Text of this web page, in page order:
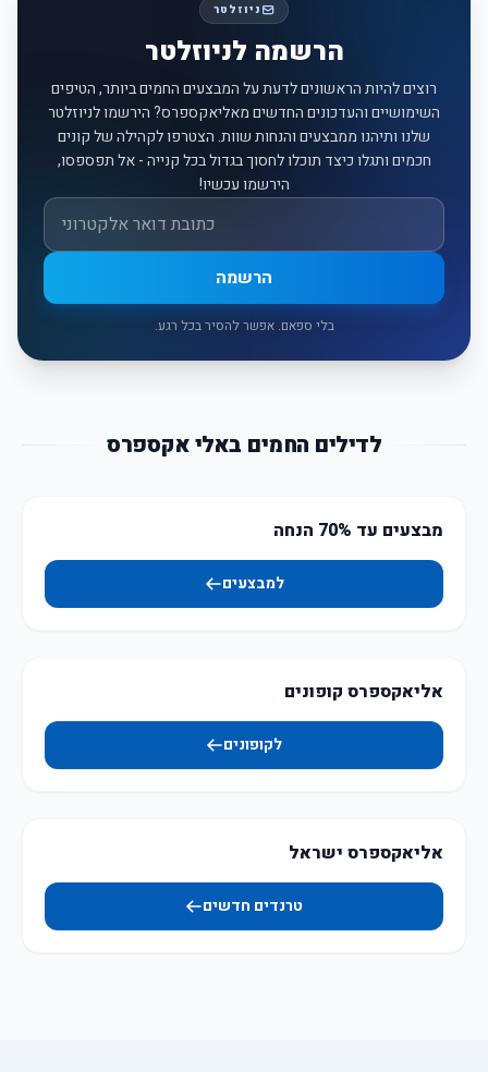
ניוזלטר
הרשמה לניוזלטר
רוצים להיות הראשונים לדעת על המבצעים החמים ביותר, הטיפים
השימושיים והעדכונים החדשים מאליאקספרס? הירשמו לניוזלטר
שלנו ותיהנו ממבצעים והנחות שוות. הצטרפו לקהילה של קונים
חכמים ותגלו כיצד תוכלו לחסוך בגדול בכל קנייה - אל תפספסו,
הירשמו עכשיו!
אימייל
הרשמה
בלי ספאם. אפשר להסיר בכל רגע.
לדילים החמים באלי אקספרס
מבצעים עד 70% הנחה
למבצעים
אליאקספרס קופונים
לקופונים
אליאקספרס ישראל
טרנדים חדשים